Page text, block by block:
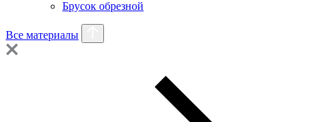
Брусок обрезной
Все материалы